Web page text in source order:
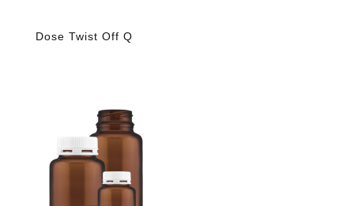
Dose Twist Off Q